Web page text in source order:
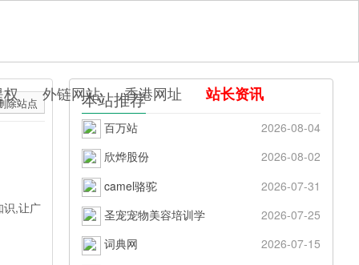
权 外链网站 香港网址 站长资讯
除站点
识,让广
本站推荐
百万站
2026-08-04
欣烨股份
2026-08-02
camel骆驼
2026-07-31
圣宠宠物美容培训学
2026-07-25
词典网
2026-07-15